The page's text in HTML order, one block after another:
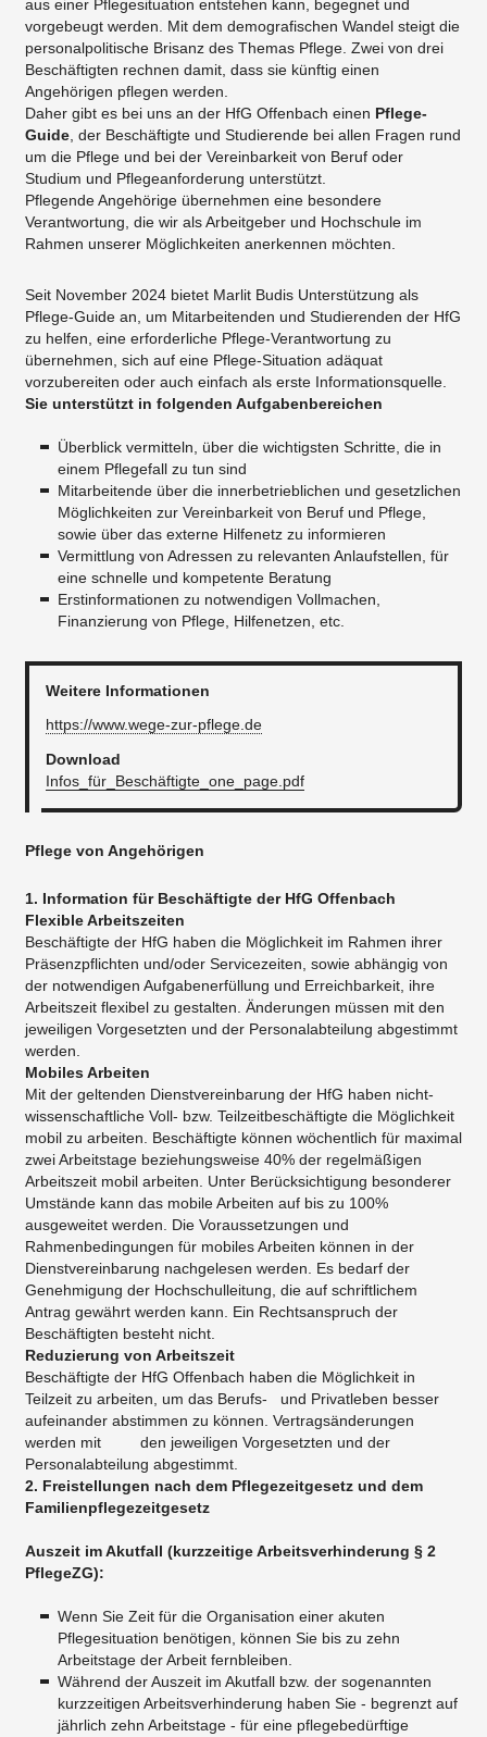
aus einer Pflegesituation entstehen kann, begegnet und
vorgebeugt werden. Mit dem demografischen Wandel steigt die
personalpolitische Brisanz des Themas Pflege. Zwei von drei
Beschäftigten rechnen damit, dass sie künftig einen
Angehörigen pflegen werden.
Daher gibt es bei uns an der HfG Offenbach einen Pflege-
Guide, der Beschäftigte und Studierende bei allen Fragen rund
um die Pflege und bei der Vereinbarkeit von Beruf oder
Studium und Pflegeanforderung unterstützt.
Pflegende Angehörige übernehmen eine besondere
Verantwortung, die wir als Arbeitgeber und Hochschule im
Rahmen unserer Möglichkeiten anerkennen möchten.
Seit November 2024 bietet Marlit Budis Unterstützung als
Pflege-Guide an, um Mitarbeitenden und Studierenden der HfG
zu helfen, eine erforderliche Pflege-Verantwortung zu
übernehmen, sich auf eine Pflege-Situation adäquat
vorzubereiten oder auch einfach als erste Informationsquelle.
Sie unterstützt in folgenden Aufgabenbereichen
Überblick vermitteln, über die wichtigsten Schritte, die in
einem Pflegefall zu tun sind
Mitarbeitende über die innerbetrieblichen und gesetzlichen
Möglichkeiten zur Vereinbarkeit von Beruf und Pflege,
sowie über das externe Hilfenetz zu informieren
Vermittlung von Adressen zu relevanten Anlaufstellen, für
eine schnelle und kompetente Beratung
Erstinformationen zu notwendigen Vollmachen,
Finanzierung von Pflege, Hilfenetzen, etc.
Weitere Informationen
https://www.wege-zur-pflege.de
Download
Infos_für_Beschäftigte_one_page.pdf
Pflege von Angehörigen
1. Information für Beschäftigte der HfG Offenbach
Flexible Arbeitszeiten
Beschäftigte der HfG haben die Möglichkeit im Rahmen ihrer
Präsenzpflichten und/oder Servicezeiten, sowie abhängig von
der notwendigen Aufgabenerfüllung und Erreichbarkeit, ihre
Arbeitszeit flexibel zu gestalten. Änderungen müssen mit den
jeweiligen Vorgesetzten und der Personalabteilung abgestimmt
werden.
Mobiles Arbeiten
Mit der geltenden Dienstvereinbarung der HfG haben nicht-
wissenschaftliche Voll- bzw. Teilzeitbeschäftigte die Möglichkeit
mobil zu arbeiten. Beschäftigte können wöchentlich für maximal
zwei Arbeitstage beziehungsweise 40% der regelmäßigen
Arbeitszeit mobil arbeiten. Unter Berücksichtigung besonderer
Umstände kann das mobile Arbeiten auf bis zu 100%
ausgeweitet werden. Die Voraussetzungen und
Rahmenbedingungen für mobiles Arbeiten können in der
Dienstvereinbarung nachgelesen werden. Es bedarf der
Genehmigung der Hochschulleitung, die auf schriftlichem
Antrag gewährt werden kann. Ein Rechtsanspruch der
Beschäftigten besteht nicht.
Reduzierung von Arbeitszeit
Beschäftigte der HfG Offenbach haben die Möglichkeit in
Teilzeit zu arbeiten, um das Berufs- und Privatleben besser
aufeinander abstimmen zu können. Vertragsänderungen
werden mit den jeweiligen Vorgesetzten und der
Personalabteilung abgestimmt.
2. Freistellungen nach dem Pflegezeitgesetz und dem
Familienpflegezeitgesetz
Auszeit im Akutfall (kurzzeitige Arbeitsverhinderung § 2
PflegeZG):
Wenn Sie Zeit für die Organisation einer akuten
Pflegesituation benötigen, können Sie bis zu zehn
Arbeitstage der Arbeit fernbleiben.
Während der Auszeit im Akutfall bzw. der sogenannten
kurzzeitigen Arbeitsverhinderung haben Sie - begrenzt auf
jährlich zehn Arbeitstage - für eine pflegebedürftige